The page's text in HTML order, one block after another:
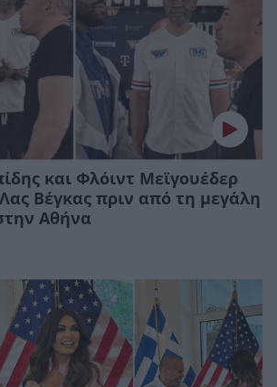
και Φλόιντ Μεϊγουέδερ
Βέγκας πριν από τη μεγάλη
Αθήνα